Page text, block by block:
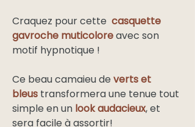
Craquez pour cette casquette
gavroche muticoloreavec son
motif hypnotique !
Ce beau camaieu de verts et
bleus transformera une tenue tout
simple en un look audacieux, et
sera facile à assortir!